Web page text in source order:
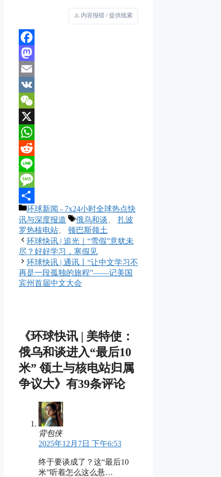
⚠️ 内容报错 / 提供线索
Facebook
Mastodon
Email
VK
WeChat
X
WhatsApp
Reddit
Line
Message
分
享
分
类
环球新闻 - 7x24小时全球热点快
讯与深度报道
标
签
俄乌和谈
扎波
罗热核电站
顿巴斯领土
环球快讯 | 追光｜“雪假”意犹未
尽？好好学习，寒假见
环球快讯 | 通讯丨“让中文学习不
再是一段孤独的旅程”——记美国
宾州首届中文大会
《环球快讯 | 美特使：
俄乌和谈进入“最后10
米” 领土与核电站归属
争议大》有39条评论
背包侠
2025年12月7日 下午6:53
终于要谈成了？这“最后10
米”听着怎么这么悬…